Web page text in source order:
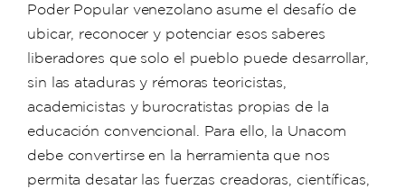
Poder Popular venezolano asume el desafío de
ubicar, reconocer y potenciar esos saberes
liberadores que solo el pueblo puede desarrollar,
sin las ataduras y rémoras teoricistas,
academicistas y burocratistas propias de la
educación convencional. Para ello, la Unacom
debe convertirse en la herramienta que nos
permita desatar las fuerzas creadoras, científicas,